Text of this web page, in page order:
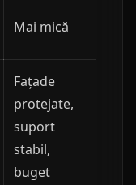
Mai mică
Fațade
protejate,
suport
stabil,
buget